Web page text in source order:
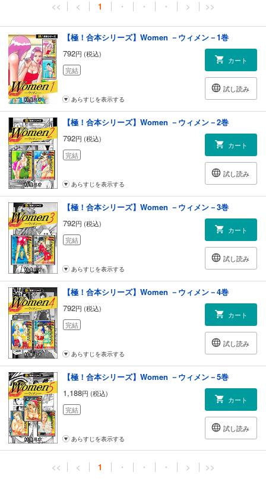
<< < 1 ・ ・ ・ > >>
【極！合本シリーズ】Women －ウィメン－1巻
792円 (税込)
完結
カート
試し読み
あらすじを表示する
【極！合本シリーズ】Women －ウィメン－2巻
792円 (税込)
完結
カート
試し読み
あらすじを表示する
【極！合本シリーズ】Women －ウィメン－3巻
792円 (税込)
完結
カート
試し読み
あらすじを表示する
【極！合本シリーズ】Women －ウィメン－4巻
792円 (税込)
完結
カート
試し読み
あらすじを表示する
【極！合本シリーズ】Women －ウィメン－5巻
1,188円 (税込)
完結
カート
試し読み
あらすじを表示する
<< < 1 ・ ・ ・ > >>